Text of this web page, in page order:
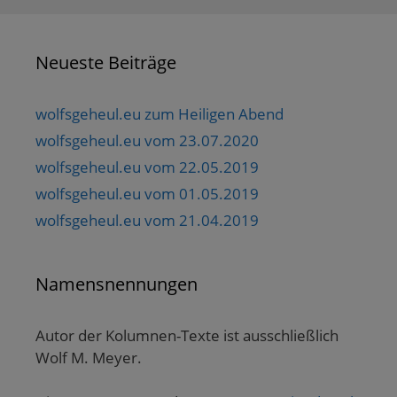
Neueste Beiträge
wolfsgeheul.eu zum Heiligen Abend
wolfsgeheul.eu vom 23.07.2020
wolfsgeheul.eu vom 22.05.2019
wolfsgeheul.eu vom 01.05.2019
wolfsgeheul.eu vom 21.04.2019
Namensnennungen
Autor der Kolumnen-Texte ist ausschließlich
Wolf M. Meyer.